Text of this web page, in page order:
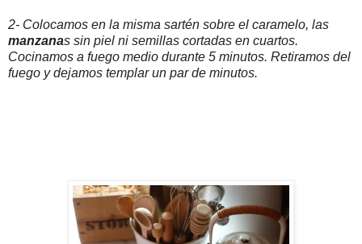
2- Colocamos en la misma sartén sobre el caramelo, las
manzanas sin piel ni semillas cortadas en cuartos.
Cocinamos a fuego medio durante 5 minutos. Retiramos del
fuego y dejamos templar un par de minutos.